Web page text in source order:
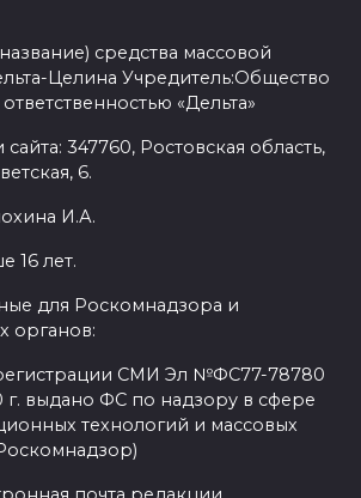
средства массовой
Целина Учредитель:Общество
«Дельта»
347760, Ростовская область,
6.
И.А.
16 лет.
для Роскомнадзора и
органов:
СМИ Эл №ФС77-78780
г. выдано ФС по надзору в сфере
технологий и массовых